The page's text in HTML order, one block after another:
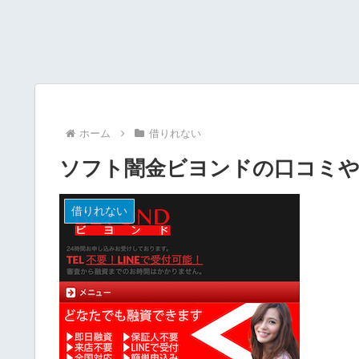
ホーム 借りれない
ソフト闇金ビヨンドの口コミ
借りれない